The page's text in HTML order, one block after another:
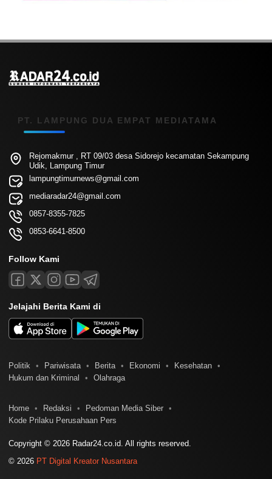
PT. LAMPUNG DUA EMPAT MEDIATAMA
Rejomakmur , RT 09/03 desa Sidorejo kecamatan Sekampung
Udik, Lampung Timur
lampungtimurnews@gmail.com
mediaradar24@gmail.com
0857-8355-7825
0853-6641-8500
Follow Kami
Jelajahi Berita Kami di
Politik Pariwisata Berita Ekonomi
Kesehatan
Hukum dan Kriminal
Olahraga
Home Redaksi
Pedoman Media Siber
Kode Prilaku Perusahaan Pers
Copyright © 2026 Radar24.co.id. All rights reserved.
© 2026 PT Digital Kreator Nusantara